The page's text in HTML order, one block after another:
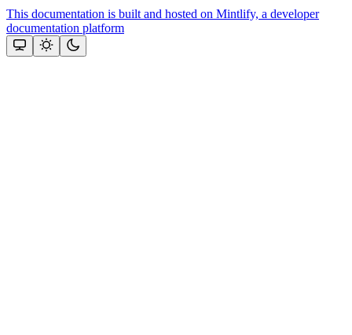
This documentation is built and hosted on Mintlify, a developer
documentation platform